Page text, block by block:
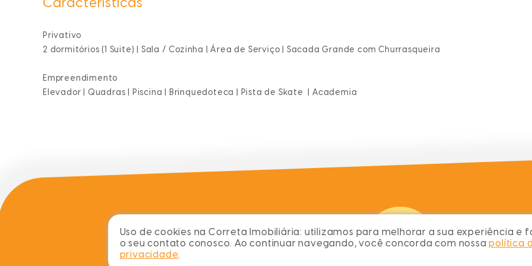
Privativo
2 dormitórios (1 Suite) | Sala / Cozinha | Área de Serviço | Sacada Grande com Churrasqueira
Empreendimento
Elevador | Quadras | Piscina | Brinquedoteca | Pista de Skate | Academia
sobre blog imóveis contato
(48)
Uso de cookies na Correta Imobiliária: utilizamos para melhorar a sua experiência e
o seu contato conosco. Ao continuar navegando, você concorda com nossapolítica
privacidade.